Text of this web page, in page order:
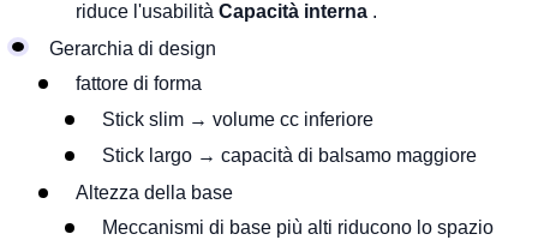
riduce l'usabilità Capacità interna .
Gerarchia di design
fattore di forma
Stick slim → volume cc inferiore
Stick largo → capacità di balsamo maggiore
Altezza della base
Meccanismi di base più alti riducono lo spazio